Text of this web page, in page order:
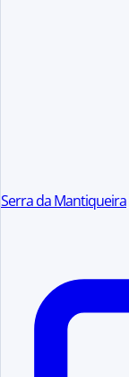
Serra da Mantiqueira